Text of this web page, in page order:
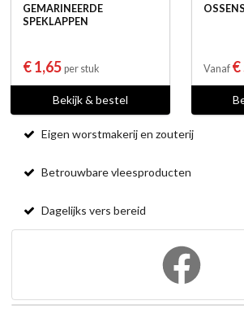
GEMARINEERDE
SPEKLAPPEN
€ 1,65 per stuk
Bekijk & bestel
Vanaf €
Eigen worstmakerij en zouterij
Betrouwbare vleesproducten
Dagelijks vers bereid